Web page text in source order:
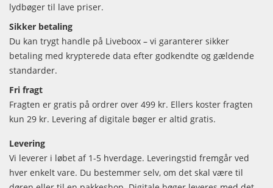
lydbøger til lave priser.
Sikker betaling
Du kan trygt handle på Liveboox – vi garanterer sikker
betaling med krypterede data efter godkendte og gældende
standarder.
Fri fragt
Fragten er gratis på ordrer over 499 kr. Ellers koster fragten
kun 29 kr. Levering af digitale bøger er altid gratis.
Levering
Vi leverer i løbet af 1-5 hverdage. Leveringstid fremgår ved
hver enkelt vare. Du bestemmer selv, om det skal være til